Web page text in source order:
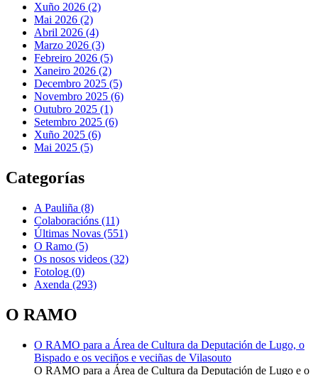
Xuño 2026 (2)
Mai 2026 (2)
Abril 2026 (4)
Marzo 2026 (3)
Febreiro 2026 (5)
Xaneiro 2026 (2)
Decembro 2025 (5)
Novembro 2025 (6)
Outubro 2025 (1)
Setembro 2025 (6)
Xuño 2025 (6)
Mai 2025 (5)
Categorías
A Pauliña (8)
Colaboracións (11)
Últimas Novas (551)
O Ramo (5)
Os nosos videos (32)
Fotolog (0)
Axenda (293)
O RAMO
O RAMO para a Área de Cultura da Deputación de Lugo, o
Bispado e os veciños e veciñas de Vilasouto
O RAMO para a Área de Cultura da Deputación de Lugo e o